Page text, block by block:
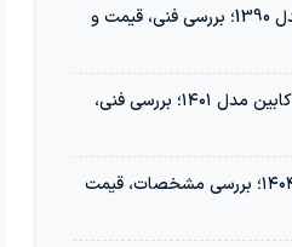
خرید پژو 206 تیپ 2 مدل 1390؛ بررسی فنی، قیمت و
خرید نیسان پیکاپ تک کابین مدل ۱۴۰۱؛ بررسی فنی،
معرفی لوکانو L7 مدل ۱۴۰۴؛ بررسی مشخصات، قیمت